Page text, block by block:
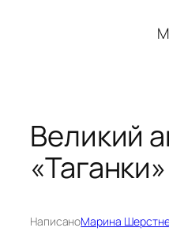
Великий
«Таганки»
НаписаноМарина